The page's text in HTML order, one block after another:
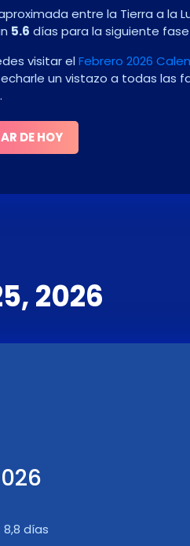
entre la Tierra a la
5.6 días para la siguiente fase
visitar el Febrero 2026
un vistazo a todas las
DE HOY
2026
8,8 días